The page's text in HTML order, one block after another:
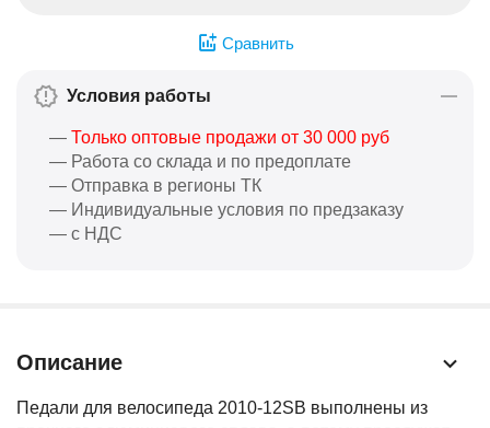
Сравнить
Условия работы
— Только оптовые продажи от 30 000 руб
— Работа со склада и по предоплате
— Отправка в регионы ТК
— Индивидуальные условия по предзаказу
— с НДС
Описание
Педали для велосипеда 2010-12SB выполнены из